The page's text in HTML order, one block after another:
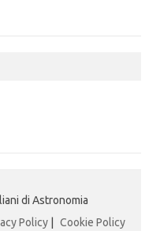
di Astronomia
Policy
Cookie Policy